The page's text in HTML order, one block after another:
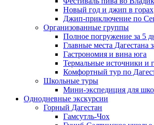
Новый год и джип в горах
Джип-приключение по
Организованные группы
Полное погружение за 5
Главные места Дагестана
Гастрономия и вина юга
Термальные источники и
Комфортный тур по
Школьные туры
Мини-экспедиция для
Однодневные экскурсии
Горный Дагестан
Гамсутль-Чох